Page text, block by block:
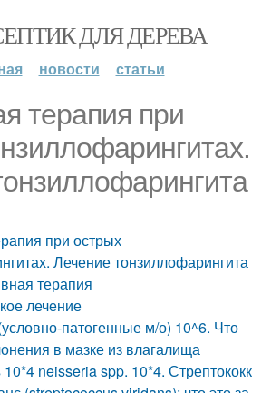
ДЛЯ ДЕРЕВА
новости статьи
терапия при
при острых
Лечение тонзиллофарингита
терапия
лечение
патогенные м/о) 10^6. Что
в мазке из влагалища
10*4 neisseria spp. 10*4. Стрептококк